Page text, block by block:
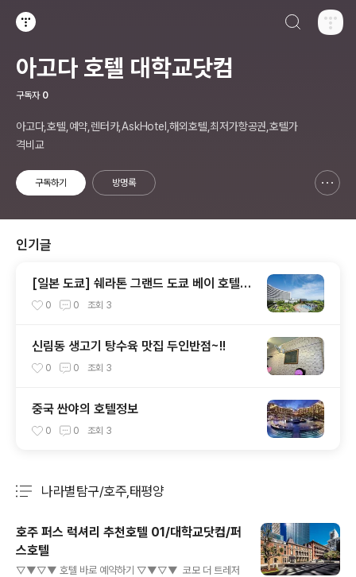
아고다 호텔 대학교닷컴
구독자 0
아고다,호텔,예약,렌터카,AskHotel,해외호텔,최저가항공권,호텔가
격비교
구독하기 방명록
인기글
[일본 도쿄] 쉐라톤 그랜드 도쿄 베이 호텔
(Sheraton Grande Tokyo Bay Hotel)
0 0 조회 3
신림동 생고기 탕수육 맛집 두인반점~!!
0 0 조회 3
중국 싼야의 호텔정보
0 0 조회 3
나라별탐구/호주,태평양
호주 퍼스 럭셔리 추천호텔 01/대학교닷컴/퍼
스호텔
▽▼▽▼ 호텔 바로 예약하기 ▽▼▽▼ 코모 더 트레저